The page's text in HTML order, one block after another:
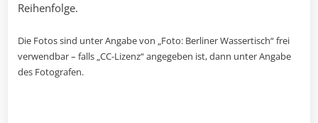
Reihenfolge.
Die Fotos sind unter Angabe von „Foto: Berliner Wassertisch“ frei
verwendbar – falls „CC-Lizenz“ angegeben ist, dann unter Angabe
des Fotografen.